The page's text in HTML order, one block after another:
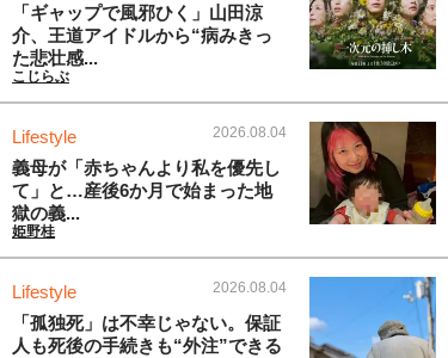
「ギャップで風邪ひく」山田涼
介、王道アイドルから“病みきっ
た悲壮感...
こじらぶ
Lifestyle 2026.08.04
義母が「赤ちゃんより私を優先し
て」と…産後6か月で始まった地
獄の義...
姫野桂
Lifestyle 2026.08.04
「孤独死」は不幸じゃない。保証
人も死後の手続きも“外注”できる